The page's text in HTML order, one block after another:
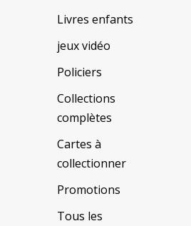
Livres enfants
jeux vidéo
Policiers
Collections
complètes
Cartes à
collectionner
Promotions
Tous les